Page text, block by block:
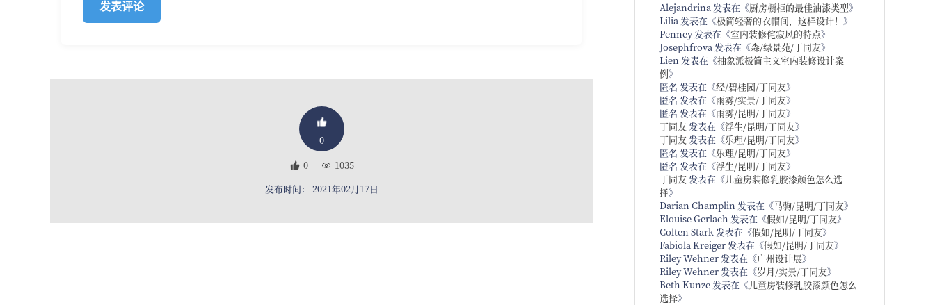
0
0
1035
发布时间： 2021年02月17日
Alejandrina 发表在《厨房橱柜的最佳油漆类型》
Lilia 发表在《极简轻奢的衣帽间，这样设计！ 》
Penney发表在《室内装修侘寂风的特点》
Josephfrova 发表在《森/绿景苑/丁同友》
Lien 发表在《抽象派极简主义室内装修设计案
例》
匿名 发表在《经/碧桂园/丁同友》
匿名 发表在《雨雾/实景/丁同友》
匿名 发表在《雨雾/昆明/丁同友》
丁同友 发表在《浮生/昆明/丁同友》
丁同友 发表在《乐理/昆明/丁同友》
匿名 发表在《乐理/昆明/丁同友》
匿名 发表在《浮生/昆明/丁同友》
丁同友 发表在《儿童房装修乳胶漆颜色怎么选
择》
Darian Champlin 发表在《马驹/昆明/丁同友》
Elouise Gerlach 发表在《假如/昆明/丁同友》
Colten Stark 发表在《假如/昆明/丁同友》
Fabiola Kreiger 发表在《假如/昆明/丁同友》
Riley Wehner 发表在《广州设计展》
Riley Wehner 发表在《岁月/实景/丁同友》
Beth Kunze 发表在《儿童房装修乳胶漆颜色怎么
选择》